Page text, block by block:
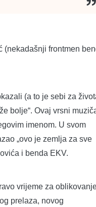
(nekadašnji frontmen
(a to je sebi za
bolje“. Ovaj vrsni
imenom. U svom
„ovo je zemlja za sve
i benda EKV.
vrijeme za
prelaza, novog